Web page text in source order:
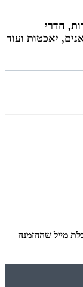
חדרי
יאכטות ועוד
- לאחר קבלת מייל שההזמנה